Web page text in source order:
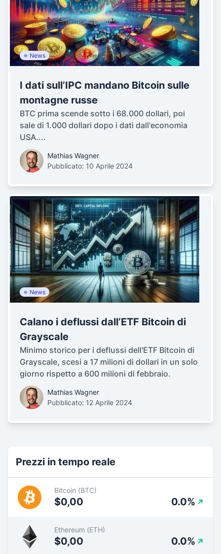
News
I dati sull’IPC mandano Bitcoin sulle
montagne russe
BTC prima scende sotto i 68.000 dollari, poi
sale di 1.000 dollari dopo i dati dall'economia
USA....
Mathias Wagner
Pubblicato: 10 Aprile 2024
News
Calano i deflussi dall’ETF Bitcoin di
Grayscale
Minimo storico per i deflussi dell'ETF Bitcoin di
Grayscale, scesi a 17 milioni di dollari in un solo
giorno rispetto a 600 milioni di febbraio.
Mathias Wagner
Pubblicato: 12 Aprile 2024
Prezzi in tempo reale
Bitcoin (BTC)
$0,00 0.0%
Ethereum (ETH)
$0,00 0.0%